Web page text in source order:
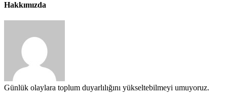
Hakkımızda
Günlük olaylara toplum duyarlılığını yükseltebilmeyi umuyoruz.